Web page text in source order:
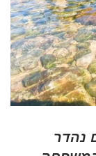
נהדר